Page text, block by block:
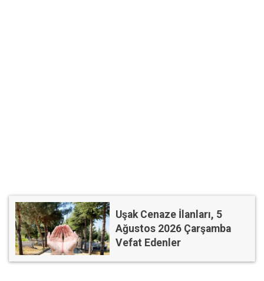
Uşak Cenaze İlanları, 5
Ağustos 2026 Çarşamba
Vefat Edenler